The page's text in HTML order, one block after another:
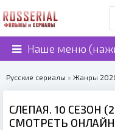
Наше меню
Русские сериалы » Жанры
СЛЕПАЯ. 10 СЕЗОН
СМОТРЕТЬ ОНЛАЙН